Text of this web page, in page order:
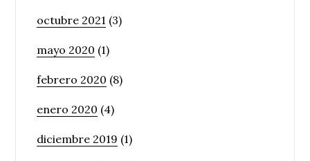
octubre 2021 (3)
mayo 2020 (1)
febrero 2020 (8)
enero 2020 (4)
diciembre 2019 (1)